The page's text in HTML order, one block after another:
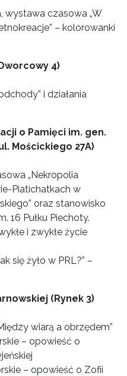
wystawa czasowa „W
– kolorowanki
4)
i działania
o Pamięci im. gen.
Mościckiego 27A)
„Nekropolia
Piatichatkach w
oraz stanowisko
16 Pułku Piechoty.
i zwykłe życie
się żyło w PRL?” –
(Rynek 3)
wiarą a obrzędem”
– opowieść o
– opowieść o Zofii